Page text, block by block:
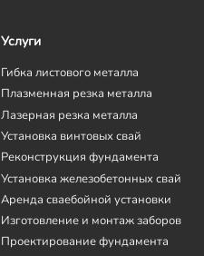
Услуги
Гибка листового металла
Плазменная резка металла
Лазерная резка металла
Установка винтовых свай
Реконструкция фундамента
Установка железобетонных свай
Аренда сваебойной установки
Изготовление и монтаж заборов
Проектирование фундамента